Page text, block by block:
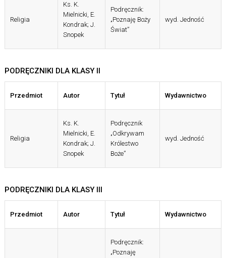
Religia
Ks. K.
Mielnicki, E.
Kondrak; J.
Snopek
Podręcznik:
„Poznaję Boży
Świat”
wyd. Jedność
PODRĘCZNIKI DLA KLASY II
Przedmiot Autor Tytuł Wydawnictwo
Religia
Ks. K.
Mielnicki, E.
Kondrak; J.
Snopek
Podręcznik
„Odkrywam
Królestwo
Boże”
wyd. Jedność
PODRĘCZNIKI DLA KLASY III
Przedmiot Autor Tytuł Wydawnictwo
Podręcznik:
„Poznaję